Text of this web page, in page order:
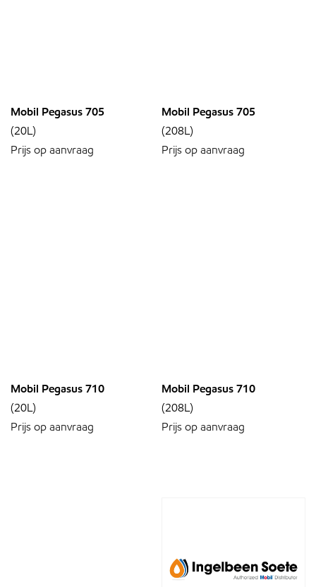
Mobil Pegasus 705
(20L)
Prijs op aanvraag
Mobil Pegasus 705
(208L)
Prijs op aanvraag
Mobil Pegasus 710
(20L)
Prijs op aanvraag
Mobil Pegasus 710
(208L)
Prijs op aanvraag